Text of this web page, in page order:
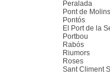
Peralada
Pont de Molins
Pontós
El Port de la
Portbou
Rabós
Riumors
Roses
Sant Climent